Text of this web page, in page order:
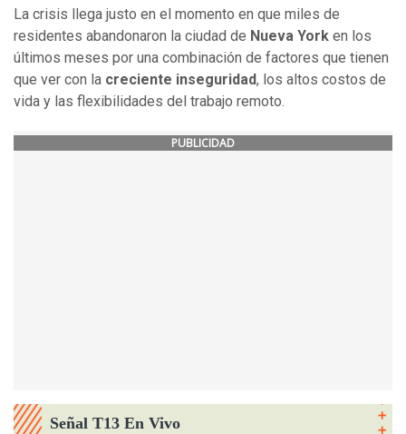
La crisis llega justo en el momento en que miles de
residentes abandonaron la ciudad de Nueva York en los
últimos meses por una combinación de factores que tienen
que ver con la creciente inseguridad, los altos costos de
vida y las flexibilidades del trabajo remoto.
PUBLICIDAD
Señal T13 En Vivo